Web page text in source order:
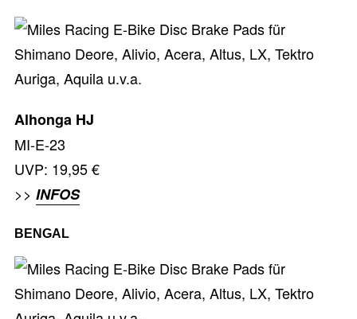
Alhonga HJ
MI-E-23
UVP: 19,95 €
>> INFOS
BENGAL